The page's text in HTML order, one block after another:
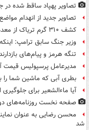
تصاویر پهپاد ساقط شده در
تصاویر جدید از انهدام
کشف ۳۱۰ گرم تریاک از معده مسافر اتوبوس در قاینات
وزیر جنگ سابق ترامپ:
تنگه هرمز و پیام‌های
مدیرعامل پرسپولیس قیمت
بطری آبی که ماشین شما
آیا ماءالشعیر برای
صفحه نخست روزنامه‌های دوشنبه ۱۹
محسن رضایی به عنوان
شد